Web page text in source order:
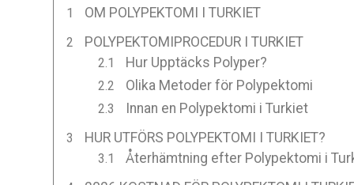
OM POLYPEKTOMI I TURKIET
POLYPEKTOMIPROCEDUR I TURKIET
Hur Upptäcks Polyper?
Olika Metoder för Polypektomi
Innan en Polypektomi i Turkiet
HUR UTFÖRS POLYPEKTOMI I TURKIET?
Återhämtning efter Polypektomi i